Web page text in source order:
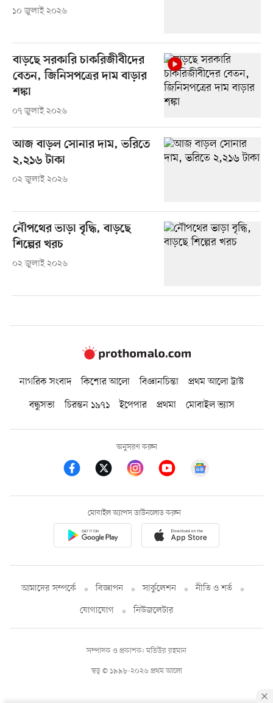
১০ জুলাই ২০২৬
বাড়ছে সরকারি চাকরিজীবীদের
বেতন, জিনিসপত্রের দাম বাড়ার
শঙ্কা
০৭ জুলাই ২০২৬
আজ বাড়ল সোনার দাম, ভরিতে
২,২১৬ টাকা
০২ জুলাই ২০২৬
নৌপথের ভাড়া বৃদ্ধি, বাড়ছে
শিল্পের খরচ
০২ জুলাই ২০২৬
নাগরিক সংবাদ কিশোর আলো বিজ্ঞানচিন্তা
প্রথম আলো ট্রাস্ট
বন্ধুসভা
চিরন্তন ১৯৭১ ইপেপার প্রথমা মোবাইল ভ্যাস
অনুসরণ করুন
মোবাইল অ্যাপস ডাউনলোড করুন
আমাদের সম্পর্কে বিজ্ঞাপন সার্কুলেশন
নীতি ও শর্ত
যোগাযোগ
নিউজলেটার
স্বত্ব © ১৯৯৮-২০২৬ প্রথম আলো
সম্পাদক ও প্রকাশক: মতিউর রহমান